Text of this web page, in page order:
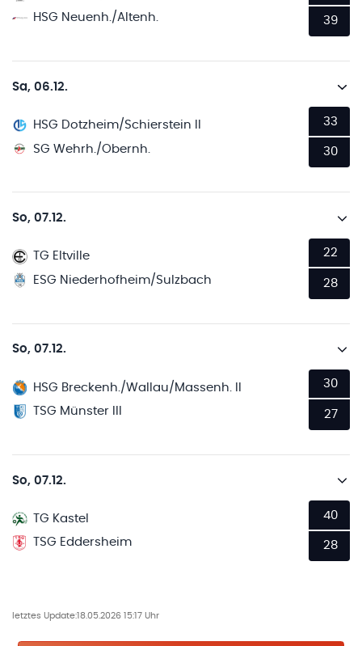
HSG Neuenh./Altenh.
39
Sa, 06.12.
HSG Dotzheim/Schierstein II
SG Wehrh./Obernh.
33
30
So, 07.12.
TG Eltville
ESG Niederhofheim/Sulzbach
22
28
So, 07.12.
HSG Breckenh./Wallau/Massenh. II
TSG Münster III
30
27
So, 07.12.
TG Kastel
TSG Eddersheim
40
28
letztes Update:18.05.2026 15:17 Uhr